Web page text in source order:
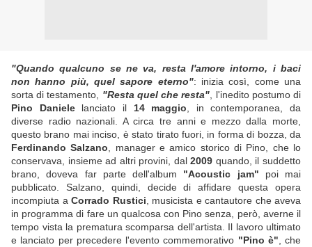
"Quando qualcuno se ne va, resta l'amore intorno, i baci
non hanno più, quel sapore eterno": inizia così, come una
sorta di testamento, "Resta quel che resta" , l'inedito postumo di
Pino Danielelanciato il 14 maggio , in contemporanea, da
diverse radio nazionali. A circa tre anni e mezzo dalla morte,
questo brano mai inciso, è stato tirato fuori, in forma di bozza, da
Ferdinando Salzano , manager e amico storico di Pino, che lo
conservava, insieme ad altri provini, dal2009 quando, il suddetto
brano, doveva far parte dell'album "Acoustic jam" poi mai
pubblicato. Salzano, quindi, decide di affidare questa opera
incompiuta a Corrado Rustici , musicista e cantautore che aveva
in programma di fare un qualcosa con Pino senza, però, averne il
tempo vista la prematura scomparsa dell'artista. Il lavoro ultimato
e lanciato per precedere l'evento commemorativo "Pino è" , che